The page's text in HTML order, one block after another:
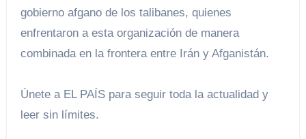
gobierno afgano de los talibanes, quienes
enfrentaron a esta organización de manera
combinada en la frontera entre Irán y Afganistán.
Únete a EL PAÍS para seguir toda la actualidad y
leer sin límites.